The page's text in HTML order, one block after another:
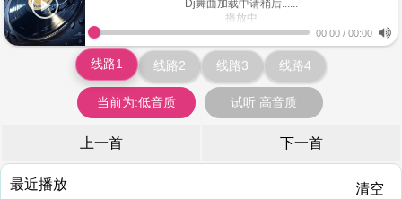
Dj舞曲加载中请稍后......
播放中
www.keiqu.com
00:00 / 00:00
线路1 线路2 线路3 线路4
当前为:低音质 试听 高音质
上一首 下一首
最近播放 清空